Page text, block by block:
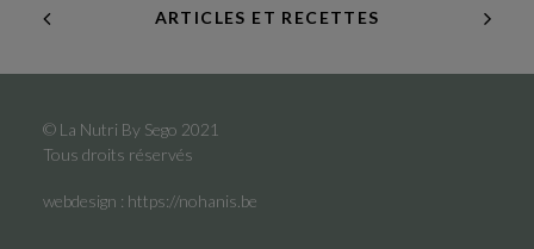
ARTICLES ET RECETTES
© La Nutri By Sego 2021
Tous droits réservés
webdesign : https://nohanis.be